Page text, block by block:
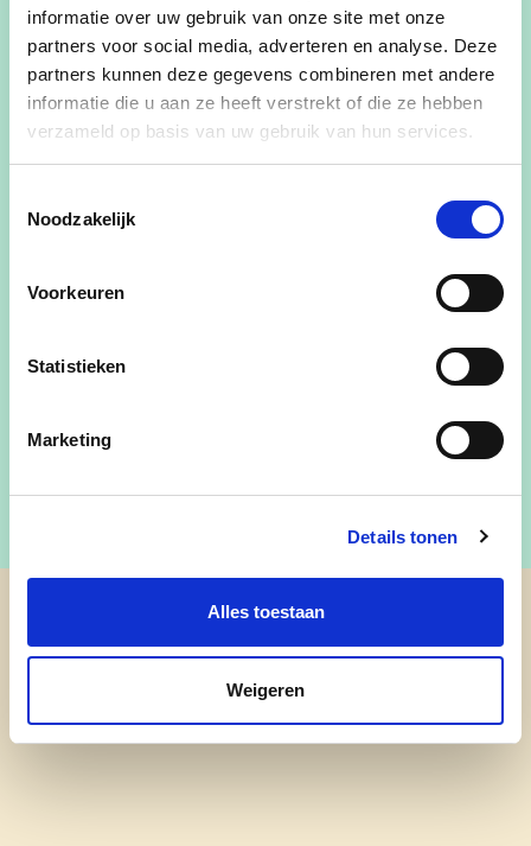
informatie over uw gebruik van onze site met onze
partners voor social media, adverteren en analyse. Deze
partners kunnen deze gegevens combineren met andere
informatie die u aan ze heeft verstrekt of die ze hebben
verzameld op basis van uw gebruik van hun services.
Noodzakelijk
Voorkeuren
Statistieken
Marketing
Details tonen
Alles toestaan
Weigeren
CD&V Eeklo wenst iedereen
prettige feesten
19/12/23
CD&V Eeklo wenst elke Eeklonaar een
cd&v Eeklo